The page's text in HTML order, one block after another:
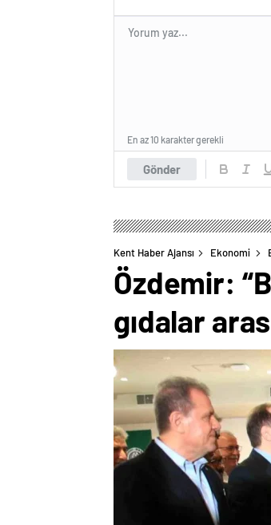
Gönder
En az 10 karakter gerekli
Kent Haber Ajansı Ekonomi
Özdemir:
gıdalar